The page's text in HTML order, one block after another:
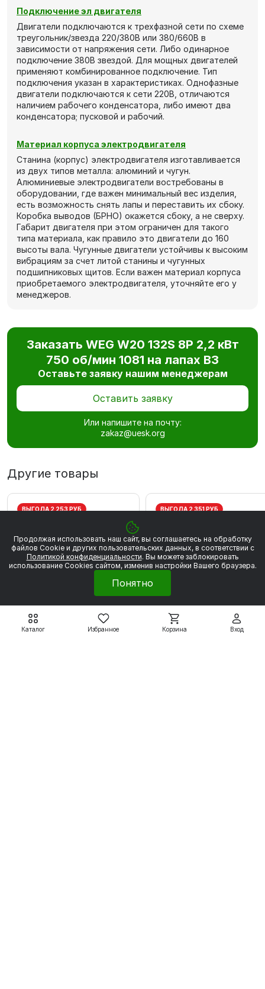
Каталог Избранное Корзина Вход
Подключение эл двигателя
Двигатели подключаются к трехфазной сети по схеме
треугольник/звезда 220/380В или 380/660В в
зависимости от напряжения сети. Либо одинарное
подключение 380В звездой. Для мощных двигателей
применяют комбинированное подключение. Тип
подключения указан в характеристиках. Однофазные
двигатели подключаются к сети 220В, отличаются
наличием рабочего конденсатора, либо имеют два
конденсатора; пусковой и рабочий.
Материал корпуса электродвигателя
Станина (корпус) электродвигателя изготавливается
из двух типов металла: алюминий и чугун.
Алюминиевые электродвигатели востребованы в
оборудовании, где важен минимальный вес изделия,
есть возможность снять лапы и переставить их сбоку.
Коробка выводов (БРНО) окажется сбоку, а не сверху.
Габарит двигателя при этом ограничен для такого
типа материала, как правило это двигатели до 160
высоты вала. Чугунные двигатели устойчивы к высоким
вибрациям за счет литой станины и чугунных
подшипниковых щитов. Если важен материал корпуса
приобретаемого электродвигателя, уточняйте его у
менеджеров.
Заказать WEG W20 132S 8P 2,2 кВт
750 об/мин 1081 на лапах В3
Оставьте заявку нашим менеджерам
Оставить заявку
Или напишите на почту:
zakaz@uesk.org
Другие товары
ВЫГОДА 2 253 РУБ ВЫГОДА 2 351 РУБ
Продолжая использовать наш сайт, вы соглашаетесь на обработку
файлов Сookie и других пользовательских данных, в соответствии с
Политикой конфиденциальности. Вы можете заблокировать
использование Cookies сайтом, изменив настройки Вашего браузера.
Понятно